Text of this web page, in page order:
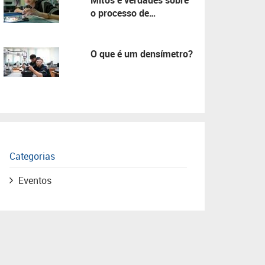
o processo de
O que é um densímetro?
Categorias
Eventos